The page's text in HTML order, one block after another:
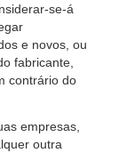
se-á
e novos, ou
fabricante,
contrário do
empresas,
outra